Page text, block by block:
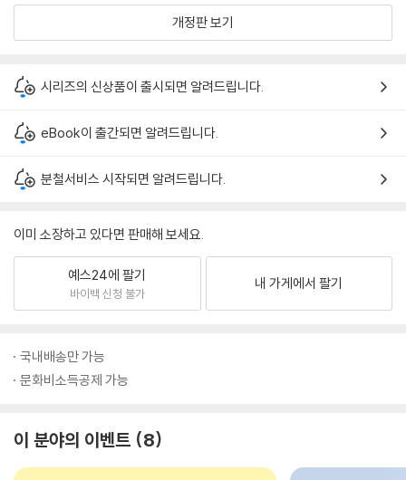
개정판 보기
시리즈의 신상품이 출시되면 알려드립니다.
eBook이 출간되면 알려드립니다.
분철서비스 시작되면 알려드립니다.
이미 소장하고 있다면 판매해 보세요.
예스24에 팔기
바이백 신청 불가
내 가게에서 팔기
국내배송만 가능
문화비소득공제 가능
이 분야의 이벤트 8